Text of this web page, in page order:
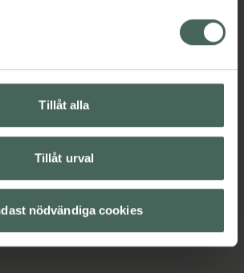
Tillåt alla
Tillåt urval
nödvändiga cookies
Magnesium
mineraler
mineraler